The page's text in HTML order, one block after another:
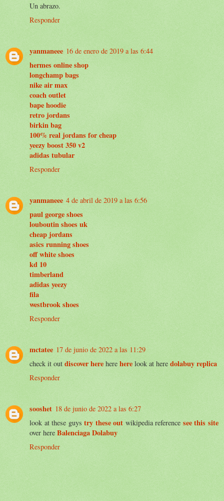
Un abrazo.
Responder
yanmaneee 16 de enero de 2019 a las 6:44
hermes online shop
longchamp bags
nike air max
coach outlet
bape hoodie
retro jordans
birkin bag
100% real jordans for cheap
yeezy boost 350 v2
adidas tubular
Responder
yanmaneee 4 de abril de 2019 a las 6:56
paul george shoes
louboutin shoes uk
cheap jordans
asics running shoes
off white shoes
kd 10
timberland
adidas yeezy
fila
westbrook shoes
Responder
mctatee 17 de junio de 2022 a las 11:29
check it out discover here here here look at here dolabuy replica
Responder
sooshet 18 de junio de 2022 a las 6:27
look at these guystry these out wikipedia reference see this site
over here Balenciaga Dolabuy
Responder